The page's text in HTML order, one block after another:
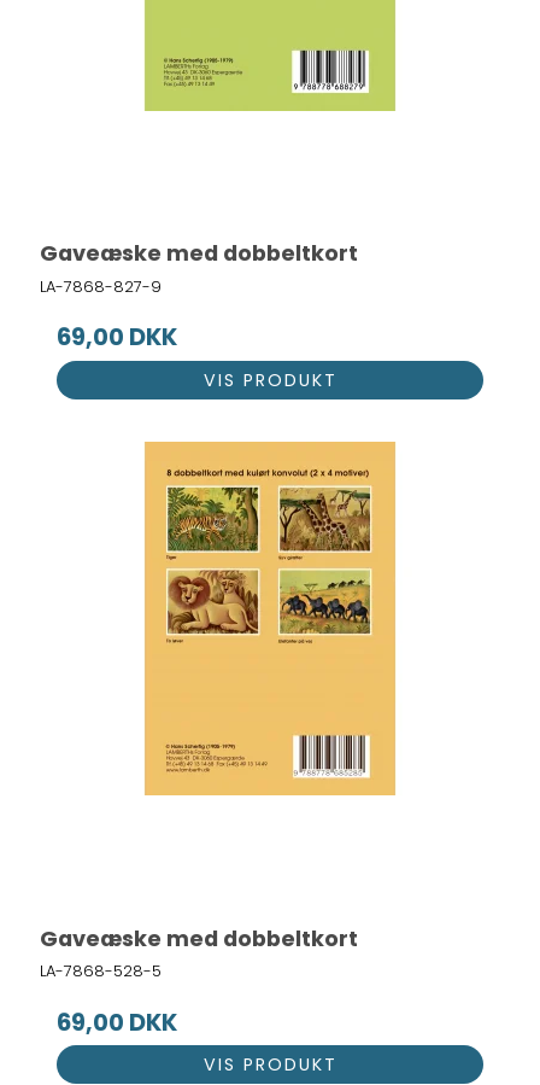
Gaveæske med dobbeltkort
LA-7868-827-9
69,00 DKK
VIS PRODUKT
Gaveæske med dobbeltkort
LA-7868-528-5
69,00 DKK
VIS PRODUKT